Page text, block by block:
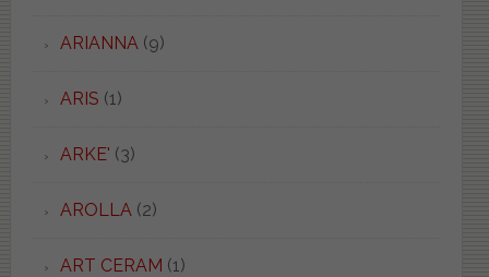
ARIANNA (9)
ARIS (1)
ARKE' (3)
AROLLA (2)
ART CERAM (1)